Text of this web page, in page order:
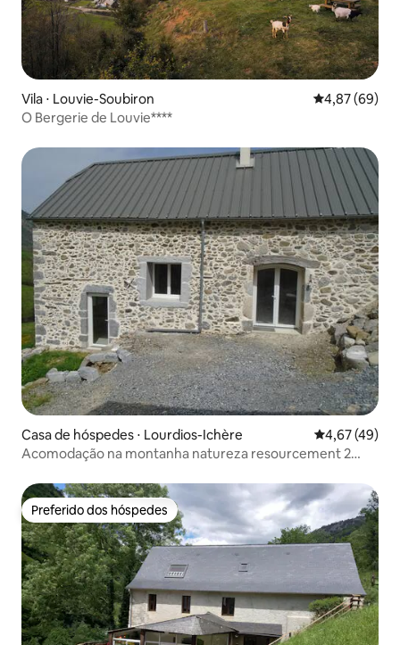
Vila ⋅ Louvie-Soubiron 4,87 de uma
4,87 (69)
O Bergerie de Louvie****
Casa de hóspedes ⋅ Lourdios-Ichère 4,67 de uma
4,67 (49)
Acomodação na montanha natureza resourcement 2
Preferido dos hóspedes
Preferido dos hóspedes